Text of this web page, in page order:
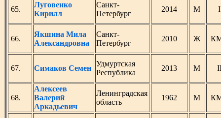
65.
Луговенко
Кирилл
Санкт-
Петербург
2014 М I
66.
Якшина Мила
Александровна
Санкт-
Петербург
2010 Ж
67. Симаков Семен
Удмуртская
Республика
2013 М
68.
Алексеев
Валерий
Аркадьевич
Ленинградская
область
1962 М